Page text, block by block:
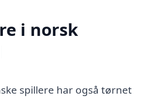
i norsk
spillere har også tørnet